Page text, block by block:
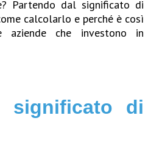
Partendo dal significato di
calcolarlo e perché è così
aziende che investono in
di